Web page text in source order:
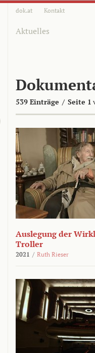
dok.at Kontakt
Aktuelles
539 Einträge / Seite 1
Auslegung der
Troller
2021 / Ruth Rieser